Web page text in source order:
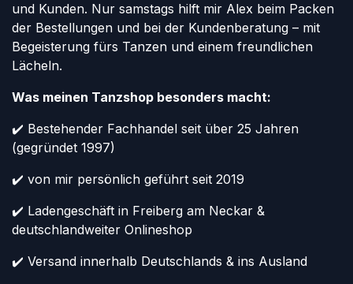
und Kunden. Nur samstags hilft mir Alex beim Packen
der Bestellungen und bei der Kundenberatung – mit
Begeisterung fürs Tanzen und einem freundlichen
Lächeln.
Was meinen Tanzshop besonders macht:
✔️ Bestehender Fachhandel seit über 25 Jahren
(gegründet 1997)
✔️ von mir persönlich geführt seit 2019
✔️ Ladengeschäft in Freiberg am Neckar &
deutschlandweiter Onlineshop
✔️ Versand innerhalb Deutschlands & ins Ausland